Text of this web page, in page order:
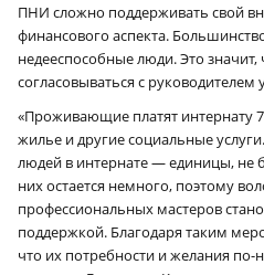
ПНИ сложно поддерживать свой
финансового аспекта.
недееспособные люди. Это
согласовываться с
«Проживающие платят интернату
жилье и другие социальные
людей в интернате — единицы, не
них остается немного, поэтому
профессиональных мастеров
поддержкой. Благодаря таким
что их потребности и желания